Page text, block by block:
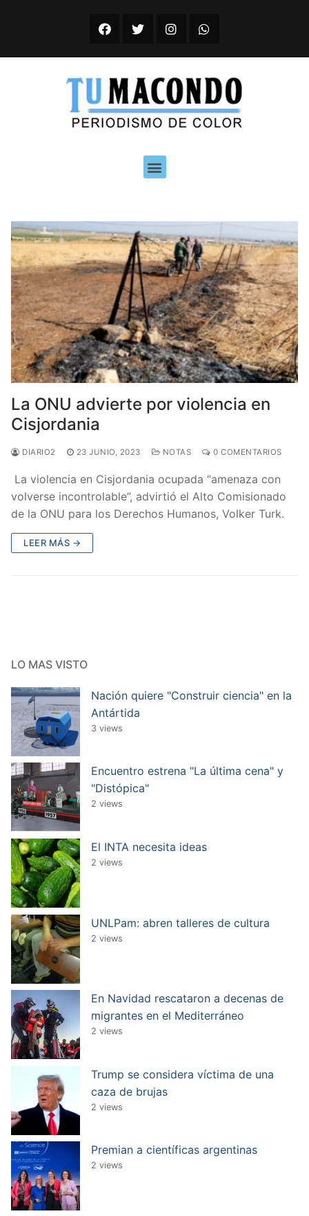
La ONU advierte por violencia en
Cisjordania
DIARIO2 23 JUNIO, 2023 NOTAS 0 COMENTARIOS
La violencia en Cisjordania ocupada “amenaza con
volverse incontrolable”, advirtió el Alto Comisionado
de la ONU para los Derechos Humanos, Volker Turk.
LEER MÁS →
LO MAS VISTO
Nación quiere "Construir ciencia" en la
Antártida
3 views
Encuentro estrena "La última cena" y
"Distópica"
2 views
El INTA necesita ideas
2 views
UNLPam: abren talleres de cultura
2 views
En Navidad rescataron a decenas de
migrantes en el Mediterráneo
2 views
Trump se considera víctima de una
caza de brujas
2 views
Premian a científicas argentinas
2 views